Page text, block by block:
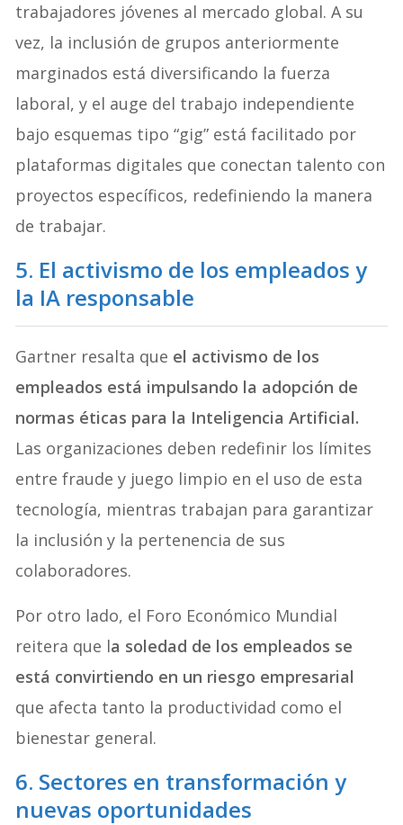
trabajadores jóvenes al mercado global. A su
vez, la inclusión de grupos anteriormente
marginados está diversificando la fuerza
laboral, y el auge del trabajo independiente
bajo esquemas tipo “gig” está facilitado por
plataformas digitales que conectan talento con
proyectos específicos, redefiniendo la manera
de trabajar.
5. El activismo de los empleados y
la IA responsable
Gartner resalta que el activismo de los
empleados está impulsando la adopción de
normas éticas para la Inteligencia Artificial.
Las organizaciones deben redefinir los límites
entre fraude y juego limpio en el uso de esta
tecnología, mientras trabajan para garantizar
la inclusión y la pertenencia de sus
colaboradores.
Por otro lado, el Foro Económico Mundial
reitera que la soledad de los empleados se
está convirtiendo en un riesgo empresarial
que afecta tanto la productividad como el
bienestar general.
6. Sectores en transformación y
nuevas oportunidades